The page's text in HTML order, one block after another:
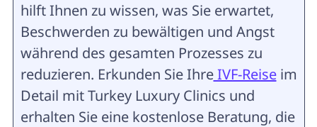
hilft Ihnen zu wissen, was Sie erwartet,
Beschwerden zu bewältigen und Angst
während des gesamten Prozesses zu
reduzieren. Erkunden Sie IhreIVF-Reiseim
Detail mit Turkey Luxury Clinics und
erhalten Sie eine kostenlose Beratung, die